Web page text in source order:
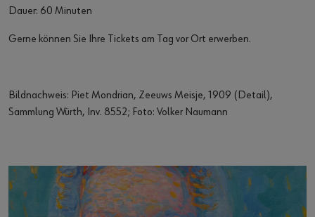
Dauer: 60 Minuten
Gerne können Sie Ihre Tickets am Tag vor Ort erwerben.
Bildnachweis: Piet Mondrian, Zeeuws Meisje, 1909 (Detail),
Sammlung Würth, Inv. 8552; Foto: Volker Naumann